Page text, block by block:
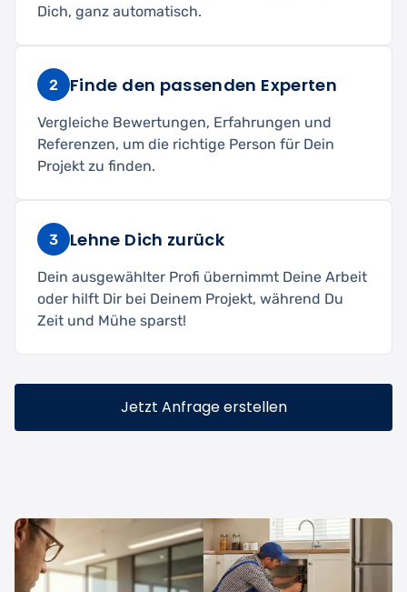
Dich, ganz automatisch.
2 Finde den passenden Experten
Vergleiche Bewertungen, Erfahrungen und
Referenzen, um die richtige Person für Dein
Projekt zu finden.
3 Lehne Dich zurück
Dein ausgewählter Profi übernimmt Deine Arbeit
oder hilft Dir bei Deinem Projekt, während Du
Zeit und Mühe sparst!
Jetzt Anfrage erstellen